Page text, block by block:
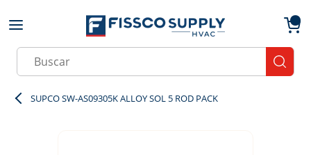
Skip to main content
Site Search
SUPCO SW-AS09305K ALLOY SOL 5 ROD PACK